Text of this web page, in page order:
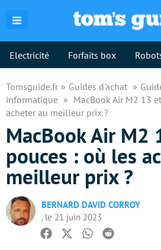
Electricité Forfaits box
Tomsguide.fr Guides d'achat
informatique
MacBook Air M2 13
acheter au meilleur prix ?
MacBook Air M2
pouces : où les
meilleur prix ?
BERNARD DAVID CORROY
, le 21 juin 2023
Facebook
TwitterWhatsapp
Reddit